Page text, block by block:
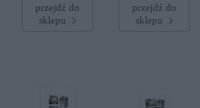
owana -
Srebrne
przejdź do
sklepu
Złote kółko
przejdź do
sklepu